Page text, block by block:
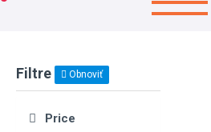
Filtre Obnoviť
Price